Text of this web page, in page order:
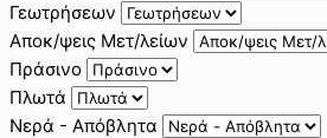
Γεωτρήσεων
Αποκ/ψεις Μετ/λείων
Πράσινο
Πλωτά
Νερά - Απόβλητα